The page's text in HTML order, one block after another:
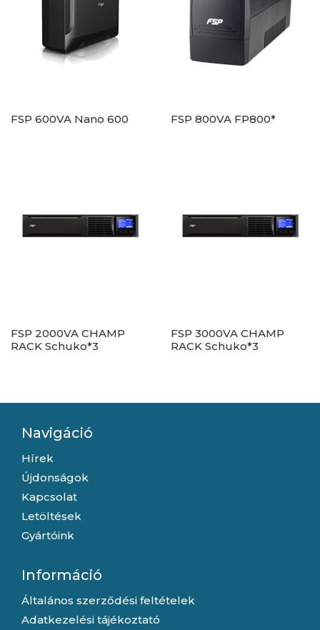
FSP 600VA Nano 600 FSP 800VA FP800*
FSP 2000VA CHAMP
RACK Schuko*3
FSP 3000VA CHAMP
RACK Schuko*3
Navigáció
Hírek
Újdonságok
Kapcsolat
Letöltések
Gyártóink
Információ
Általános szerződési feltételek
Adatkezelési tájékoztató